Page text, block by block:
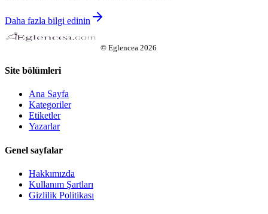
Daha fazla bilgi edinin
© Eglencea 2026
Site bölümleri
Ana Sayfa
Kategoriler
Etiketler
Yazarlar
Genel sayfalar
Hakkımızda
Kullanım Şartları
Gizlilik Politikası